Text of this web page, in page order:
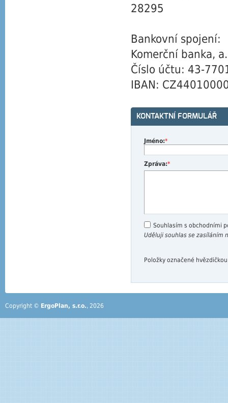
28295
Bankovní spojení:
Komerční banka,
Číslo účtu: 43-
IBAN:
KONTAKTNÍ FORMULÁŘ
Jméno:*
Zpráva:*
Souhlasím s obchodními
Uděluji souhlas se zasíláním
Položky označené
Copyright © ErgoPlan, s.r.o., 2026